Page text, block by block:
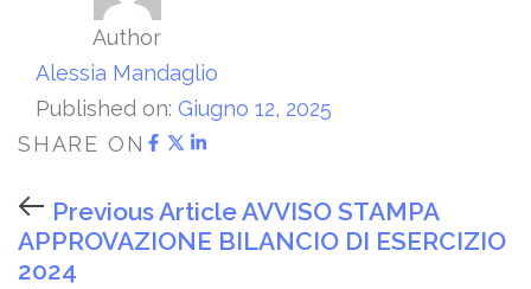
Author
Alessia Mandaglio
Published on: Giugno 12, 2025
SHARE ON
Previous ArticleAVVISO STAMPA
APPROVAZIONE BILANCIO DI ESERCIZIO
2024